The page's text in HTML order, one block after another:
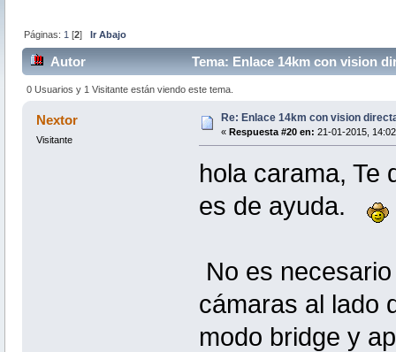
Páginas: 1 [2]Ir Abajo
Autor Tema: Enlace 14km con vision
0 Usuarios y 1 Visitante están viendo este tema.
Nextor
Visitante
Re: Enlace 14km con vision
« Respuesta #20 en: 21-01-2015,
hola carama, Te
es de ayuda.
No es
cámaras al lado
modo bridge y